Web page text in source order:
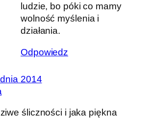
ludzie, bo póki co mamy
wolność myślenia i
działania.
Odpowiedz
2014
śliczności i jaka piękna